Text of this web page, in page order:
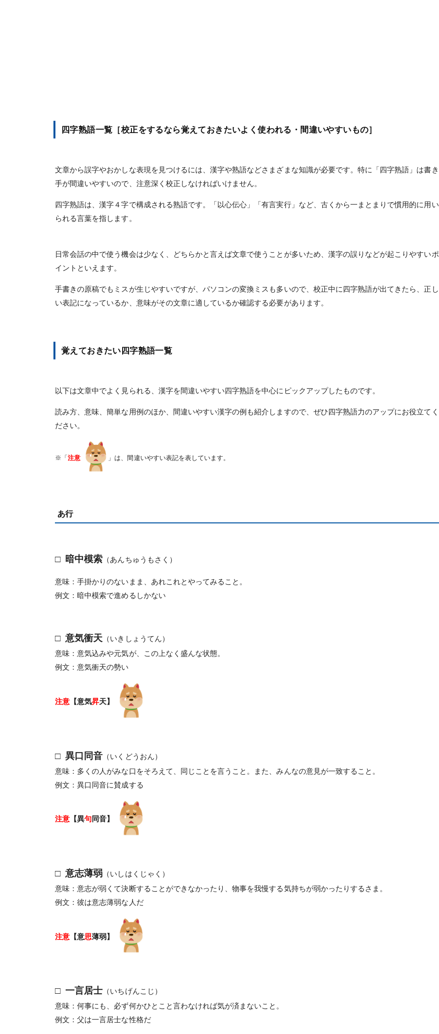
四字熟語一覧［校正をするなら覚えておきたいよく使われる・間違いやすいもの］
文章から誤字やおかしな表現を見つけるには、漢字や熟語などさまざまな知識が必要です。特に「四字熟語」は書き
手が間違いやすいので、注意深く校正しなければいけません。
四字熟語は、漢字４字で構成される熟語です。「以心伝心」「有言実行」など、古くから一まとまりで慣用的に用い
られる言葉を指します。
日常会話の中で使う機会は少なく、どちらかと言えば文章で使うことが多いため、漢字の誤りなどが起こりやすいポ
イントといえます。
手書きの原稿でもミスが生じやすいですが、パソコンの変換ミスも多いので、校正中に四字熟語が出てきたら、正し
い表記になっているか、意味がその文章に適しているか確認する必要があります。
覚えておきたい四字熟語一覧
以下は文章中でよく見られる、漢字を間違いやすい四字熟語を中心にピックアップしたものです。
読み方、意味、簡単な用例のほか、間違いやすい漢字の例も紹介しますので、ぜひ四字熟語力のアップにお役立てく
ださい。
※「注意 」は、間違いやすい表記を表しています。
あ行
□ 暗中模索 （あんちゅうもさく）
意味：手掛かりのないまま、あれこれとやってみること。
例文：暗中模索で進めるしかない
□ 意気衝天 （いきしょうてん）
意味：意気込みや元気が、この上なく盛んな状態。
例文：意気衝天の勢い
注意 【意気昇天】
□ 異口同音 （いくどうおん）
意味：多くの人がみな口をそろえて、同じことを言うこと。また、みんなの意見が一致すること。
例文：異口同音に賛成する
注意 【異句 同音】
□ 意志薄弱 （いしはくじゃく）
意味：意志が弱くて決断することができなかったり、物事を我慢する気持ちが弱かったりするさま。
例文：彼は意志薄弱な人だ
注意 【意思薄弱】
□ 一言居士 （いちげんこじ）
意味：何事にも、必ず何かひとこと言わなければ気が済まないこと。
例文：父は一言居士な性格だ